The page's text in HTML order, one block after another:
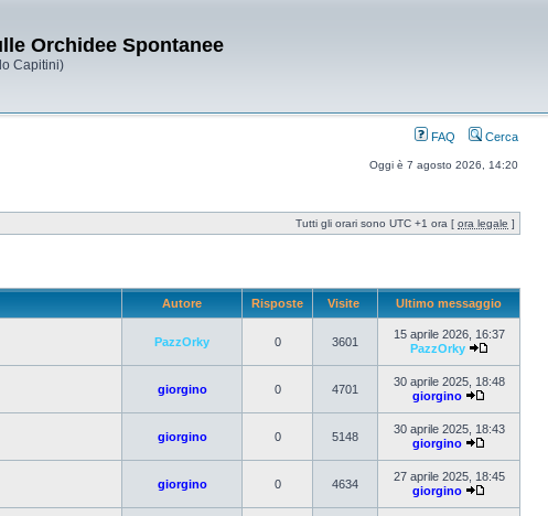
Orchidee Spontanee
Capitini)
FAQ Cerca
Oggi è 7 agosto 2026, 14:20
Tutti gli orari sono UTC +1 ora [ ora legale ]
Autore Risposte Visite Ultimo messaggio
PazzOrky 0 3601
15 aprile 2026, 16:37
PazzOrky
giorgino 0 4701
30 aprile 2025, 18:48
giorgino
giorgino 0 5148
30 aprile 2025, 18:43
giorgino
giorgino 0 4634
27 aprile 2025, 18:45
giorgino